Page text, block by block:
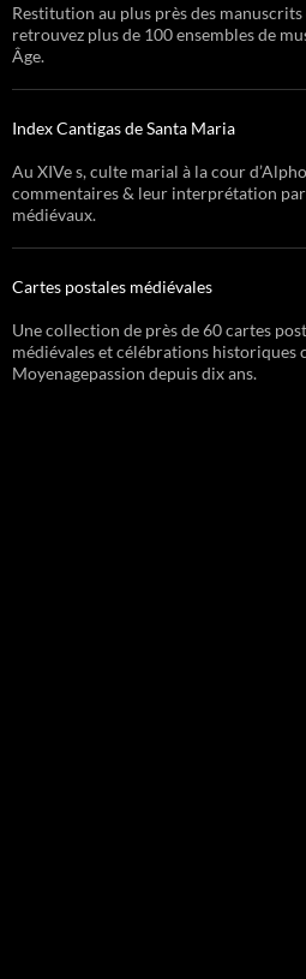
Restitution au plus près des
retrouvez plus de 100 ensembles de
Âge.
Index Cantigas de Santa Maria
Au XIVe s, culte marial à la cour
commentaires & leur interprétation
médiévaux.
Cartes postales médiévales
Une collection de près de 60 cartes
médiévales et célébrations historiques
Moyenagepassion depuis dix ans.